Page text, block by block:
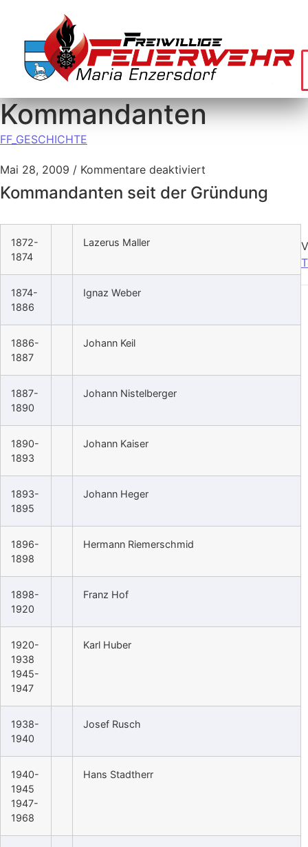
Kommandanten
FF_GESCHICHTE
Mai 28, 2009 / Kommentare deaktiviert
Kommandanten seit der Gründung
1872-
1874
Lazerus Maller
1874-
1886
Ignaz Weber
1886-
1887
Johann Keil
1887-
1890
Johann Nistelberger
1890-
1893
Johann Kaiser
1893-
1895
Johann Heger
1896-
1898
Hermann Riemerschmid
1898-
1920
Franz Hof
1920-
1938
1945-
1947
Karl Huber
1938-
1940
Josef Rusch
1940-
1945
1947-
1968
Hans Stadtherr